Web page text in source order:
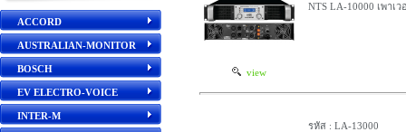
ACCORD
AUSTRALIAN-MONITOR
BOSCH
EV ELECTRO-VOICE
INTER-M
view
NTS LA-10000 เพาเ
รหัส : LA-13000